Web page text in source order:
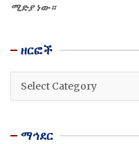
ሚድያ ነው።
ዘርፎች
ዘርፎች
ማኅደር